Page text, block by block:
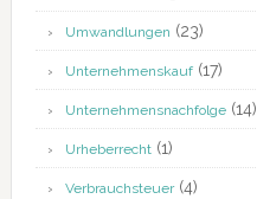
Umwandlungen (23)
Unternehmenskauf(17)
Unternehmensnachfolge(14)
Urheberrecht(1)
Verbrauchsteuer(4)